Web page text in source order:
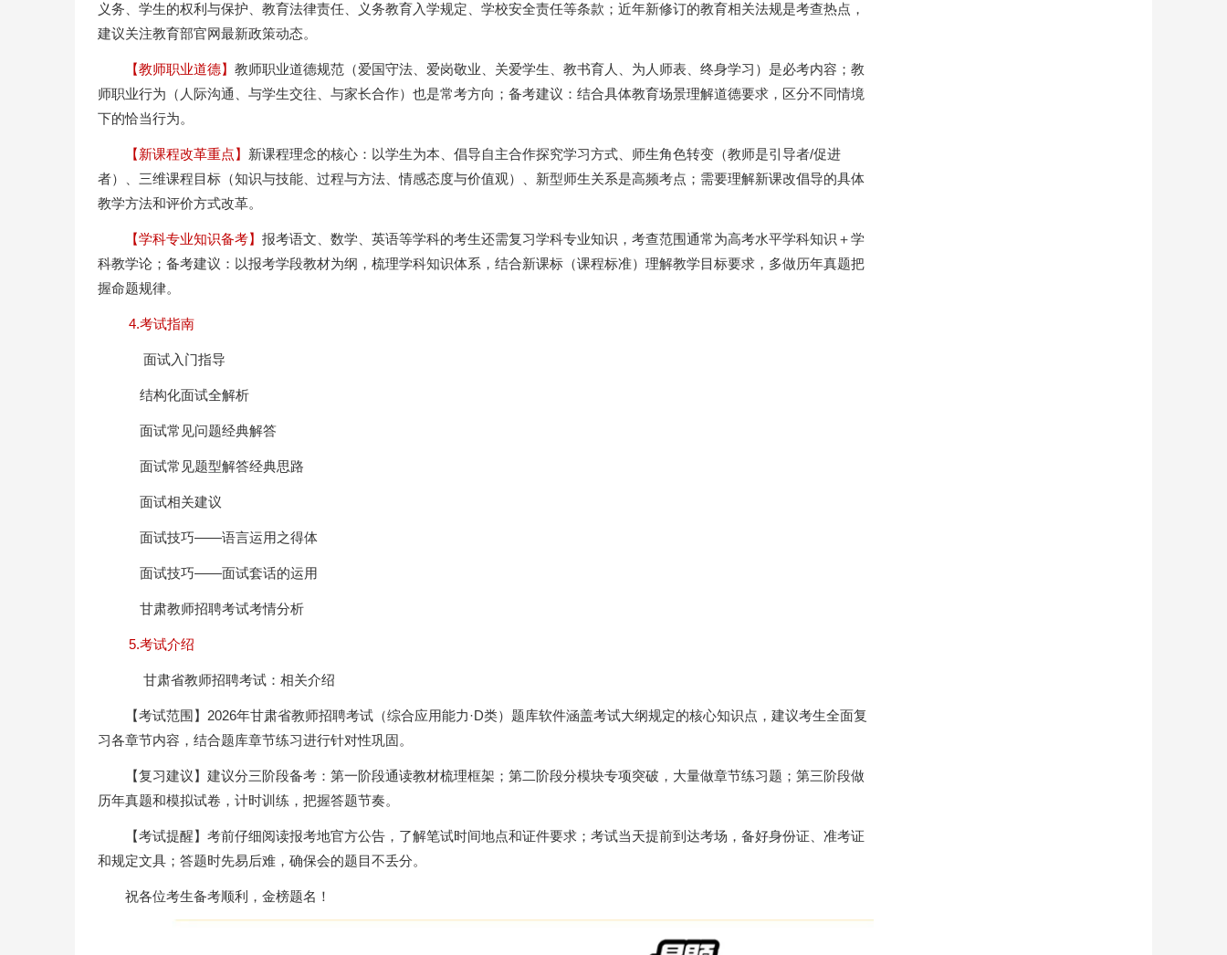
义务、学生的权利与保护、教育法律责任、义务教育入学规定、学校安全责任等条款；近年新修订的教育相关法规是考查热点，
建议关注教育部官网最新政策动态。
【教师职业道德】 教师职业道德规范（爱国守法、爱岗敬业、关爱学生、教书育人、为人师表、终身学习）是必考内容；教
师职业行为（人际沟通、与学生交往、与家长合作）也是常考方向；备考建议：结合具体教育场景理解道德要求，区分不同情境
下的恰当行为。
【新课程改革重点】 新课程理念的核心：以学生为本、倡导自主合作探究学习方式、师生角色转变（教师是引导者/促进
者）、三维课程目标（知识与技能、过程与方法、情感态度与价值观）、新型师生关系是高频考点；需要理解新课改倡导的具体
教学方法和评价方式改革。
【学科专业知识备考】 报考语文、数学、英语等学科的考生还需复习学科专业知识，考查范围通常为高考水平学科知识＋学
科教学论；备考建议：以报考学段教材为纲，梳理学科知识体系，结合新课标（课程标准）理解教学目标要求，多做历年真题把
握命题规律。
4.考试指南
面试入门指导
结构化面试全解析
面试常见问题经典解答
面试常见题型解答经典思路
面试相关建议
面试技巧——语言运用之得体
面试技巧——面试套话的运用
甘肃教师招聘考试考情分析
5.考试介绍
甘肃省教师招聘考试：相关介绍
【考试范围】2026年甘肃省教师招聘考试（综合应用能力·D类）题库软件涵盖考试大纲规定的核心知识点，建议考生全面复
习各章节内容，结合题库章节练习进行针对性巩固。
【复习建议】建议分三阶段备考：第一阶段通读教材梳理框架；第二阶段分模块专项突破，大量做章节练习题；第三阶段做
历年真题和模拟试卷，计时训练，把握答题节奏。
【考试提醒】考前仔细阅读报考地官方公告，了解笔试时间地点和证件要求；考试当天提前到达考场，备好身份证、准考证
和规定文具；答题时先易后难，确保会的题目不丢分。
祝各位考生备考顺利，金榜题名！